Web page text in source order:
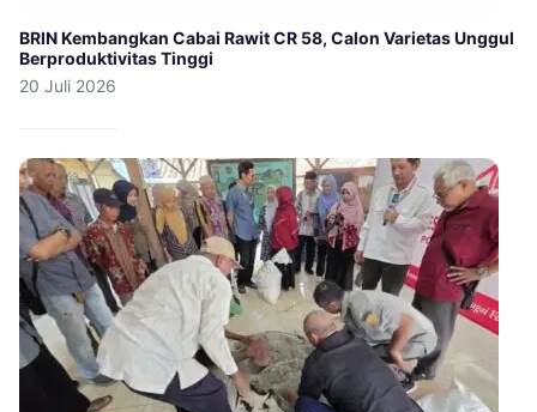
BRIN Kembangkan Cabai Rawit CR 58, Calon Varietas Unggul
Berproduktivitas Tinggi
20 Juli 2026